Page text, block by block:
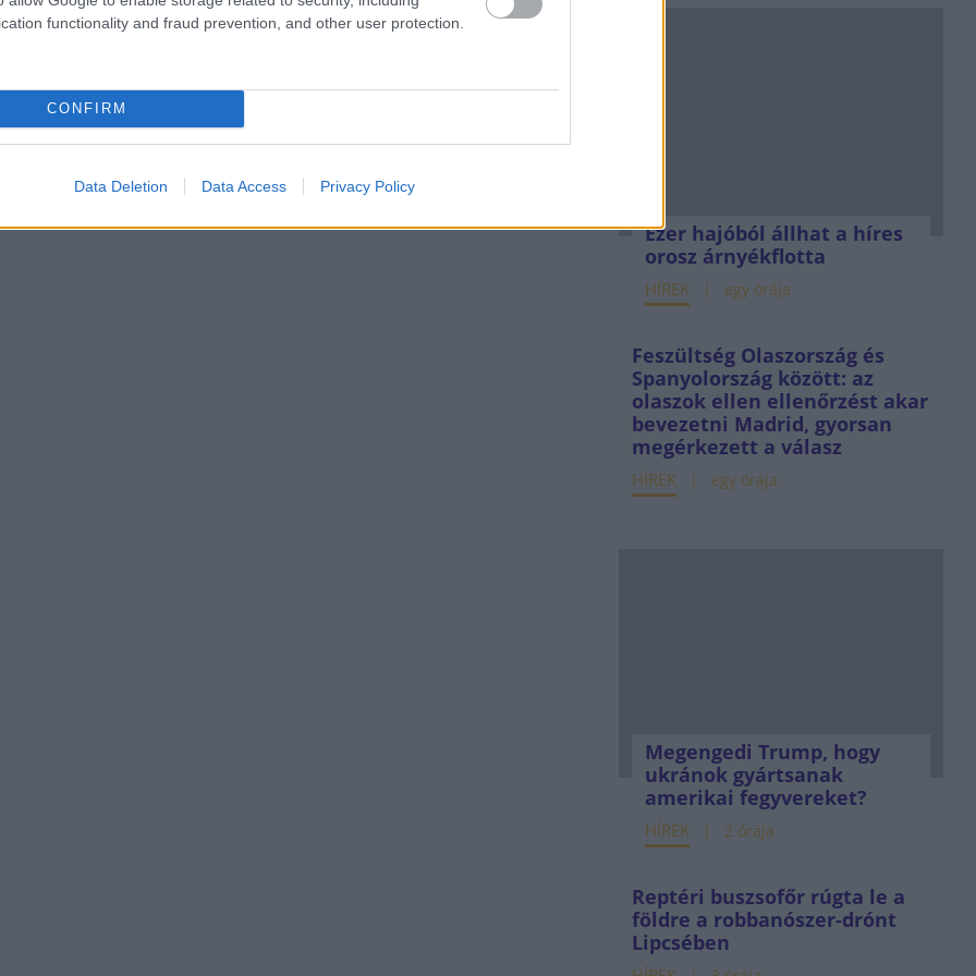
functionality and fraud prevention, and other user protection.
CONFIRM
Data Deletion Data Access Privacy Policy
Ezer hajóból állhat a híres
orosz árnyékflotta
HÍREK egy órája
Feszültség Olaszország és
Spanyolország között: az
olaszok ellen ellenőrzést akar
bevezetni Madrid, gyorsan
megérkezett a válasz
HÍREK egy órája
Megengedi Trump, hogy
ukránok gyártsanak
amerikai fegyvereket?
HÍREK 2 órája
Reptéri buszsofőr rúgta le a
földre a robbanószer-drónt
Lipcsében